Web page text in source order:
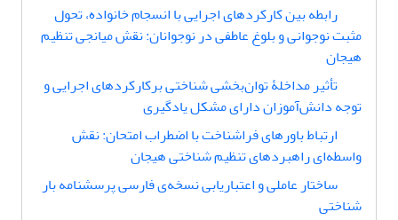
رابطه بین کارکردهای اجرایی با انسجام خانواده، تحول
مثبت نوجوانی و بلوغ عاطفی در نوجوانان: نقش میانجی تنظیم
هیجان
تأثیر مداخلۀ توان‌بخشی شناختی برکارکردهای اجرایی و
توجه دانش‌آموزان دارای مشکل یادگیری
ارتباط باورهای فراشناخت با اضطراب امتحان: نقش
واسطه‌ای راهبردهای تنظیم شناختی هیجان
ساختار عاملی و اعتباریابی نسخه‌ی فارسی پرسشنامه بار
شناختی